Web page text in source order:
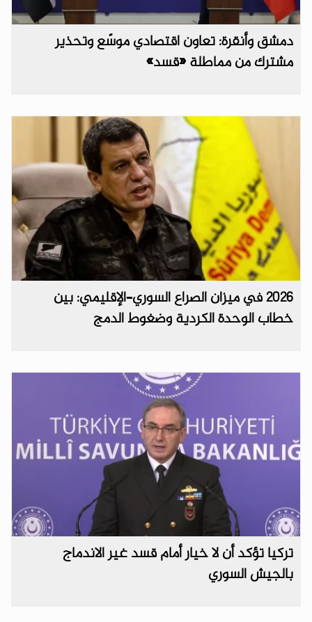
دمشق وأنقرة: تعاون اقتصادي موسّع وتحذير
مشترك من مماطلة «قسد»
2026 في ميزان الصراع السوري–الإقليمي: بين
خطاب الوحدة الكردية وضغوط الدمج
تركيا تؤكد أن لا خيار أمام قسد غير الاندماج
بالجيش السوري